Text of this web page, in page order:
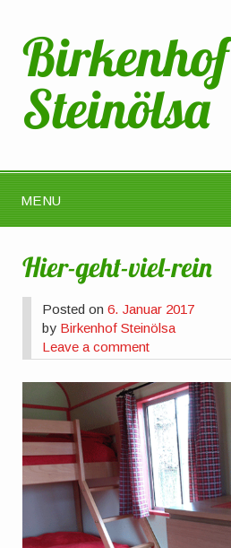
Birkenhof
Steinölsa
MENU
Hier-geht-viel-rein
Posted on6. Januar 2017
by Birkenhof Steinölsa
Leave a comment